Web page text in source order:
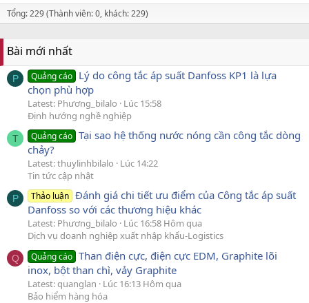
Tổng: 229 (Thành viên: 0, khách: 229)
Bài mới nhất
P Quảng cáo Lý do công tắc áp suất Danfoss KP1 là lựa
chọn phù hợp
Latest: Phương_bilalo
Lúc 15:58
Định hướng nghề nghiệp
T Quảng cáo Tại sao hệ thống nước nóng cần công tắc dòng
chảy?
Latest: thuylinhbilalo
Lúc 14:22
Tin tức cập nhật
P Thảo luận Đánh giá chi tiết ưu điểm của Công tắc áp suất
Danfoss so với các thương hiệu khác
Latest: Phương_bilalo
Lúc 16:58 Hôm qua
Dịch vụ doanh nghiệp xuất nhập khẩu-Logistics
Q Quảng cáo Than điện cực, điện cực EDM, Graphite lõi
inox, bột than chì, vảy Graphite
Latest: quanglan
Lúc 16:13 Hôm qua
Bảo hiểm hàng hóa